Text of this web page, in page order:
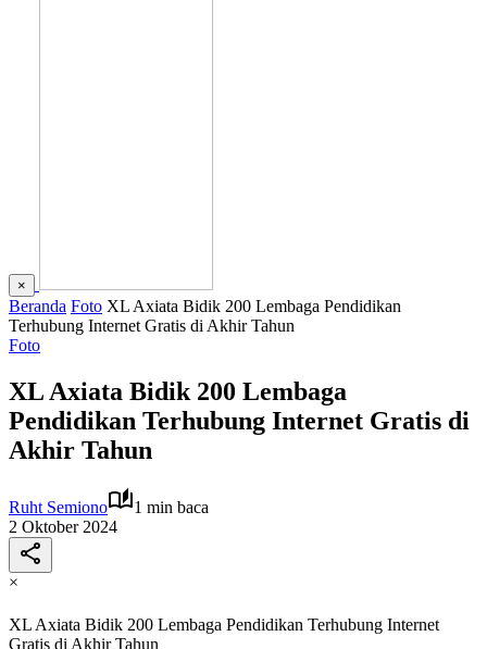
×
Beranda Foto XL Axiata Bidik 200 Lembaga Pendidikan
Terhubung Internet Gratis di Akhir Tahun
Foto
XL Axiata Bidik 200 Lembaga
Pendidikan Terhubung Internet Gratis di
Akhir Tahun
Ruht Semiono
1 min baca
2 Oktober 2024
×
XL Axiata Bidik 200 Lembaga Pendidikan Terhubung Internet
Gratis di Akhir Tahun